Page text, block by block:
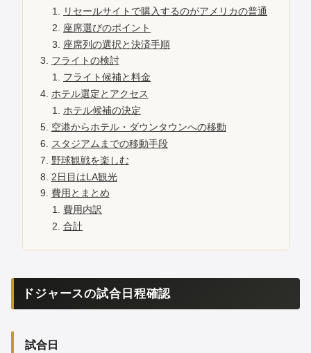
リセールサイトで購入するのがアメリカの普通
座席選びのポイント
座席列の選択と決済手順
フライトの検討
フライト候補と料金
ホテル選定とアクセス
ホテル候補の決定
空港からホテル・ダウンタウンへの移動
スタジアムまでの移動手段
野球観戦を楽しむ
2日目はLA観光
費用とまとめ
費用内訳
合計
ドジャースの試合日程確認
試合日